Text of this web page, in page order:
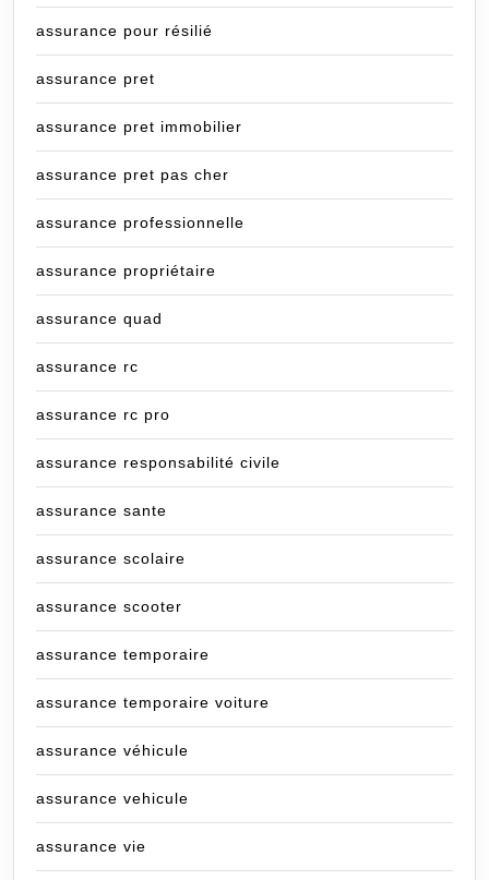
assurance pour résilié
assurance pret
assurance pret immobilier
assurance pret pas cher
assurance professionnelle
assurance propriétaire
assurance quad
assurance rc
assurance rc pro
assurance responsabilité civile
assurance sante
assurance scolaire
assurance scooter
assurance temporaire
assurance temporaire voiture
assurance véhicule
assurance vehicule
assurance vie